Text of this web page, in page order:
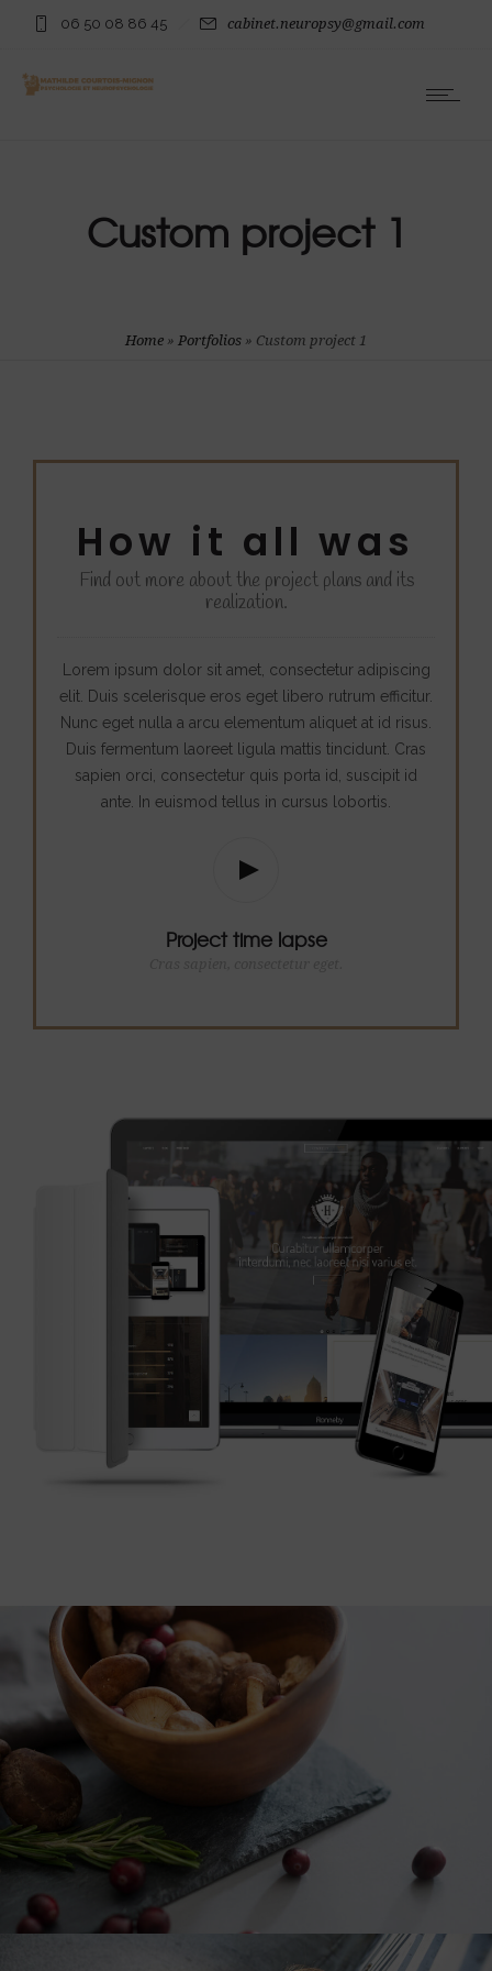
06 50 08 86 45 cabinet.neuropsy@gmail.com
Custom project 1
Home » Portfolios » Custom project 1
How it all was
Find out more about the project plans and its
realization.
Lorem ipsum dolor sit amet, consectetur adipiscing
elit. Duis scelerisque eros eget libero rutrum efficitur.
Nunc eget nulla a arcu elementum aliquet at id risus.
Duis fermentum laoreet ligula mattis tincidunt. Cras
sapien orci, consectetur quis porta id, suscipit id
ante. In euismod tellus in cursus lobortis.
Project time lapse